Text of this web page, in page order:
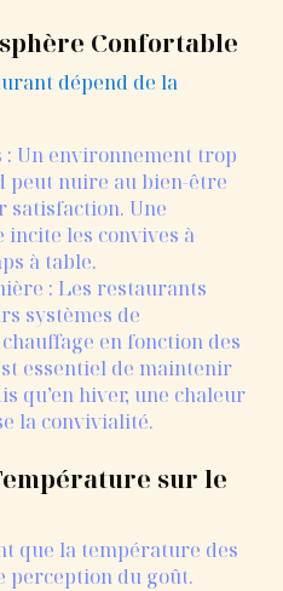
Confortable
dépend de la
: Un environnement trop
peut nuire au bien-être
satisfaction. Une
incite les convives à
à table.
: Les restaurants
systèmes de
en fonction des
essentiel de maintenir
qu’en hiver, une chaleur
la convivialité.
sur le
que la température des
perception du goût.